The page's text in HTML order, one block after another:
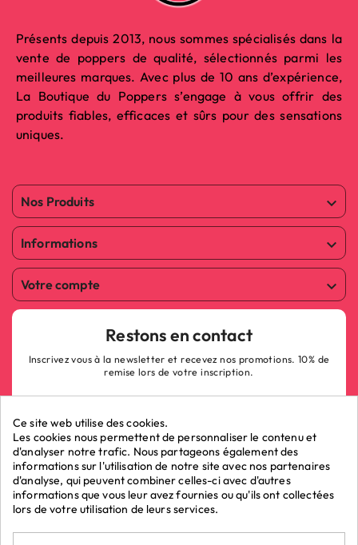
Présents depuis 2013, nous sommes spécialisés dans la
vente de poppers de qualité, sélectionnés parmi les
meilleures marques. Avec plus de 10 ans d’expérience,
La Boutique du Poppers s’engage à vous offrir des
produits fiables, efficaces et sûrs pour des sensations
uniques.
Nos Produits 
Informations 
Votre compte 
Restons en contact
Inscrivez vous à la newsletter et recevez nos promotions. 10% de
remise lors de votre inscription.
ok
Ce site web utilise des cookies.
Les cookies nous permettent de personnaliser le contenu et
d'analyser notre trafic. Nous partageons également des
informations sur l'utilisation de notre site avec nos partenaires
d'analyse, qui peuvent combiner celles-ci avec d'autres
informations que vous leur avez fournies ou qu'ils ont collectées
lors de votre utilisation de leurs services.